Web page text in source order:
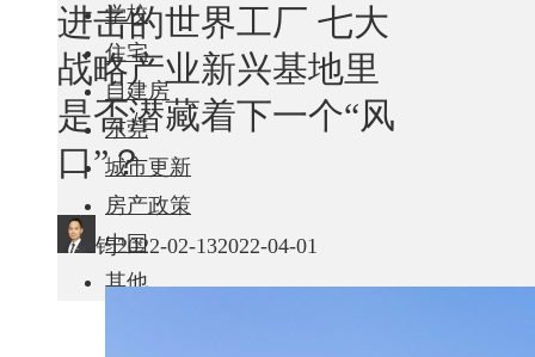
学校
住宅
自建房
东莞
城市更新
房产政策
中国
其他
进击的世界工厂 七大
战略产业新兴基地里
是否潜藏着下一个“风
口”？
钧2022-02-132022-04-01